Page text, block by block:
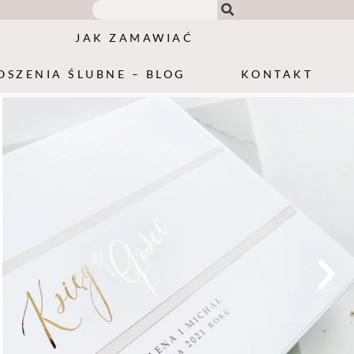
JAK ZAMAWIAĆ
ŚLUBNE – BLOG KONTAKT